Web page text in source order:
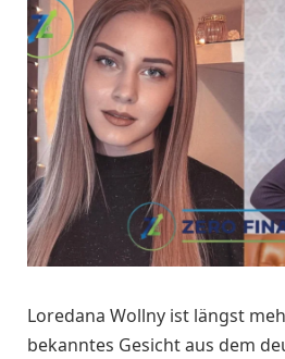
Loredana Wollny ist längst
bekanntes Gesicht aus dem